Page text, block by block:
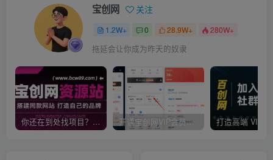
宝创网 关注
1.2W+ 0 28.9W+ 280W+
拖延会让你成为昨天的奴隶
你还在到处找项目？还在当韭菜？我靠卖项目一个月收入5万+，曾经我也是个失败者。 开通宝创网VIP会员，尊享全站资源免费下载，享70%的推广提成！！【限时五折优惠】